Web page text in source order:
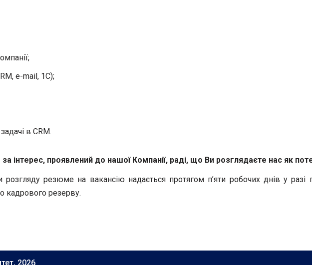
e-mail, 1С);
в CRM.
інтерес, проявлений до нашої Компанії, раді, що Ви розглядаєте нас як
розгляду резюме на вакансію надається протягом п’яти робочих днів у
кадрового резерву.
2026